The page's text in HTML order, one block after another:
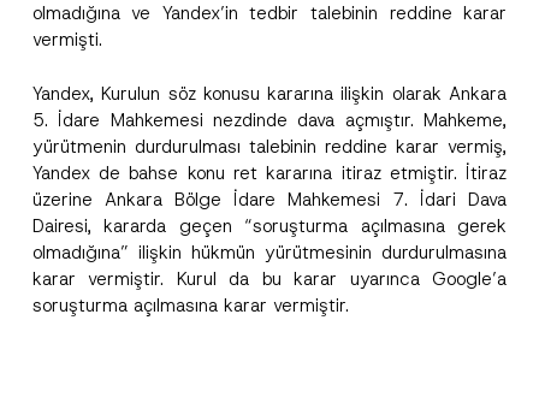
olmadığına ve Yandex’in tedbir talebinin reddine karar
vermişti.
Yandex, Kurulun söz konusu kararına ilişkin olarak Ankara
5. İdare Mahkemesi nezdinde dava açmıştır. Mahkeme,
yürütmenin durdurulması talebinin reddine karar vermiş,
Yandex de bahse konu ret kararına itiraz etmiştir. İtiraz
üzerine Ankara Bölge İdare Mahkemesi 7. İdari Dava
Dairesi, kararda geçen “soruşturma açılmasına gerek
olmadığına” ilişkin hükmün yürütmesinin durdurulmasına
karar vermiştir. Kurul da bu karar uyarınca Google’a
soruşturma açılmasına karar vermiştir.
P
r
v
a
c
y
N
t
Bu iletişim formu aracılığıyla sağlanan kişisel
verilerle ilgiliaydınlatma metnini okudum ve
anladım.
A
p
p
r
v
Bu iletişim formunu göndererek,aydınlatma
metninde açıklanan şekilde kişisel verilerimin
işlenmesine izin veriyorum.
GÖNDER